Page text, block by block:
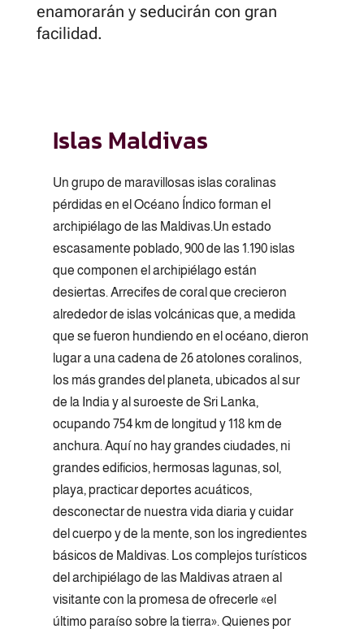
enamorarán y seducirán con gran
facilidad.
Islas Maldivas
Un grupo de maravillosas islas coralinas
pérdidas en el Océano Índico forman el
archipiélago de las Maldivas.Un estado
escasamente poblado, 900 de las 1.190 islas
que componen el archipiélago están
desiertas. Arrecifes de coral que crecieron
alrededor de islas volcánicas que, a medida
que se fueron hundiendo en el océano, dieron
lugar a una cadena de 26 atolones coralinos,
los más grandes del planeta, ubicados al sur
de la India y al suroeste de Sri Lanka,
ocupando 754 km de longitud y 118 km de
anchura. Aquí no hay grandes ciudades, ni
grandes edificios, hermosas lagunas, sol,
playa, practicar deportes acuáticos,
desconectar de nuestra vida diaria y cuidar
del cuerpo y de la mente, son los ingredientes
básicos de Maldivas. Los complejos turísticos
del archipiélago de las Maldivas atraen al
visitante con la promesa de ofrecerle «el
último paraíso sobre la tierra». Quienes por